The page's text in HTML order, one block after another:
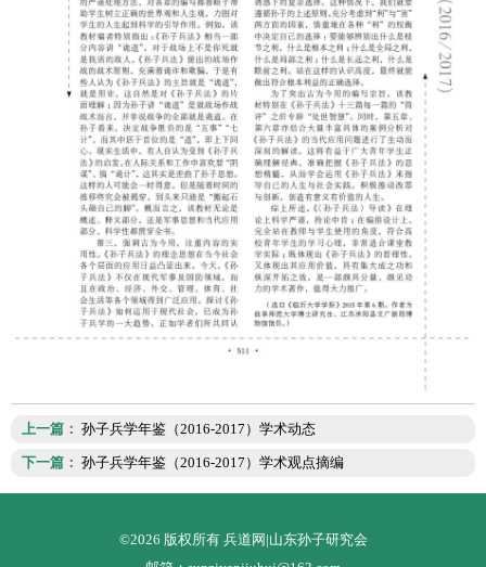
上一篇： 孙子兵学年鉴（2016-2017）学术动态
下一篇： 孙子兵学年鉴（2016-2017）学术观点摘编
©2026 版权所有 兵道网|山东孙子研究会